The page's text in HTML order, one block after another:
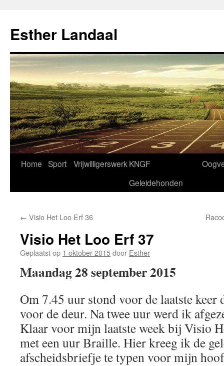
de
inhoud
Esther Landaal
Home Sport Vrijwilligerswerk KNGF
Geleidehonden
← Visio Het Loo Erf 36
Visio Het Loo Erf 37
Geplaatst op 1 oktober 2015door Esther
Maandag 28 september 2015
Om 7.45 uur stond voor de laatste
voor de deur. Na twee uur werd ik
Klaar voor mijn laatste week bij Visio
met een uur Braille. Hier kreeg ik de
afscheidsbriefje te typen voor mijn